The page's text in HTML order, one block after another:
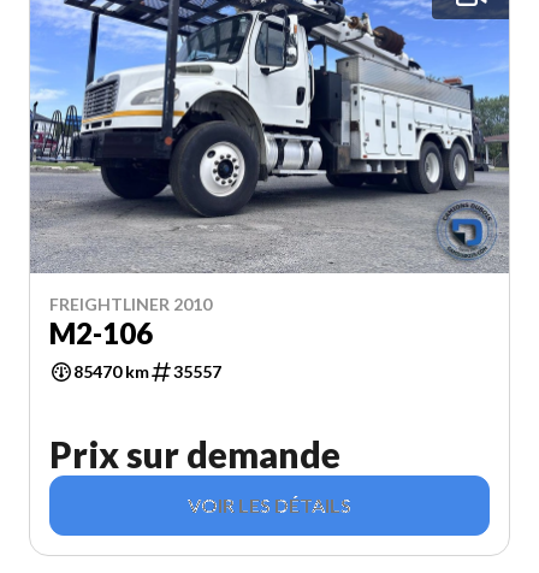
FREIGHTLINER 2010
M2-106
85470 km 35557
Prix sur demande
VOIR LES DÉTAILS